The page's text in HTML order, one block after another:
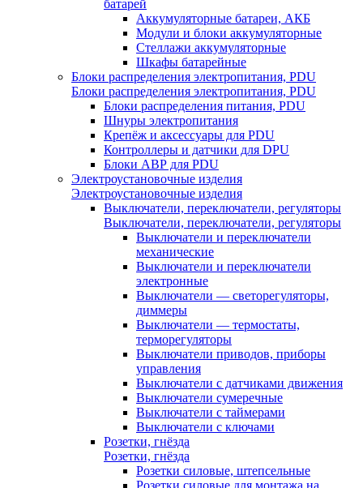
батарей
Аккумуляторные батареи, АКБ
Модули и блоки аккумуляторные
Стеллажи аккумуляторные
Шкафы батарейные
Блоки распределения электропитания, PDU
Блоки распределения электропитания, PDU
Блоки распределения питания, PDU
Шнуры электропитания
Крепёж и аксессуары для PDU
Контроллеры и датчики для DPU
Блоки АВР для PDU
Электроустановочные изделия
Электроустановочные изделия
Выключатели, переключатели, регуляторы
Выключатели, переключатели, регуляторы
Выключатели и переключатели
механические
Выключатели и переключатели
электронные
Выключатели — светорегуляторы,
диммеры
Выключатели — термостаты,
терморегуляторы
Выключатели приводов, приборы
управления
Выключатели с датчиками движения
Выключатели сумеречные
Выключатели с таймерами
Выключатели с ключами
Розетки, гнёзда
Розетки, гнёзда
Розетки силовые, штепсельные
Розетки силовые для монтажа на